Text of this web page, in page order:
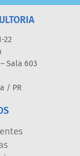
22
Sala 603
/ PR